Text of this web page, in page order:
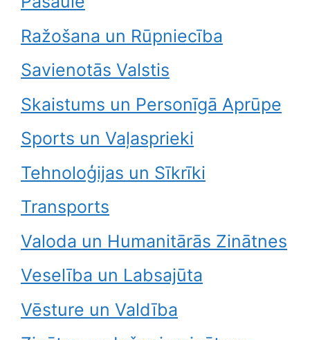
Ražošana un Rūpniecība
Savienotās Valstis
Skaistums un Personīgā Aprūpe
Sports un Vaļasprieki
Tehnoloģijas un Sīkrīki
Transports
Valoda un Humanitārās Zinātnes
Veselība un Labsajūta
Vēsture un Valdība